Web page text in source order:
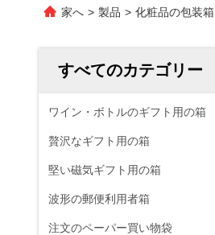
家へ > 製品 > 化粧品の包装箱
すべてのカテゴリー
ワイン・ボトルのギフト用の箱
贅沢なギフト用の箱
堅い磁気ギフト用の箱
波形の郵便利用者箱
注文のペーパー買い物袋